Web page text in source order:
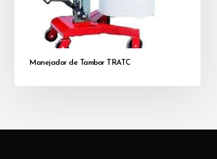
Manejador de Tambor TRATC